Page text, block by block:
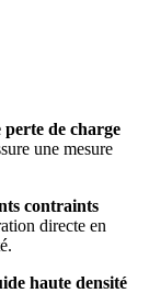
perte de charge
une mesure
contraints
directe en
haute densité